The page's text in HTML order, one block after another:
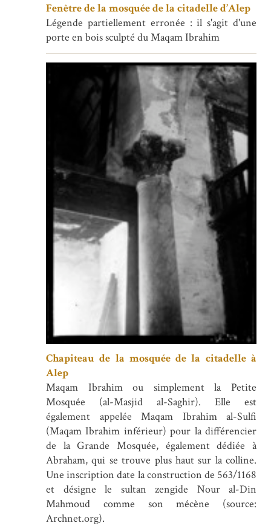
Fenêtre de la mosquée de la citadelle d’Alep
Légende partiellement erronée : il s'agit d'une
porte en bois sculpté du Maqam Ibrahim
Chapiteau de la mosquée de la citadelle à
Alep
Maqam Ibrahim ou simplement la Petite
Mosquée (al-Masjid al-Saghir). Elle est
également appelée Maqam Ibrahim al-Sulfi
(Maqam Ibrahim inférieur) pour la différencier
de la Grande Mosquée, également dédiée à
Abraham, qui se trouve plus haut sur la colline.
Une inscription date la construction de 563/1168
et désigne le sultan zengide Nour al-Din
Mahmoud comme son mécène (source:
Archnet.org).